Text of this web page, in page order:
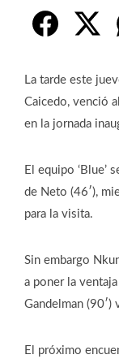
La tarde este
Caicedo, venció
en la jornada
El equipo ‘Blue’
de Neto (46′),
para la visita.
Sin embargo
a poner la
Gandelman (90′)
El próximo